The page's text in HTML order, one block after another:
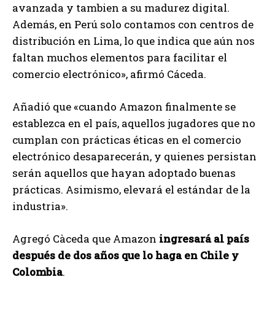
avanzada y tambien a su madurez digital.
Además, en Perú solo contamos con centros de
distribución en Lima, lo que indica que aún nos
faltan muchos elementos para facilitar el
comercio electrónico», afirmó Cáceda.
Añadió que «cuando Amazon finalmente se
establezca en el país, aquellos jugadores que no
cumplan con prácticas éticas en el comercio
electrónico desaparecerán, y quienes persistan
serán aquellos que hayan adoptado buenas
prácticas. Asimismo, elevará el estándar de la
industria».
Agregó Càceda que Amazon ingresará al país
después de dos años que lo haga en Chile y
Colombia.